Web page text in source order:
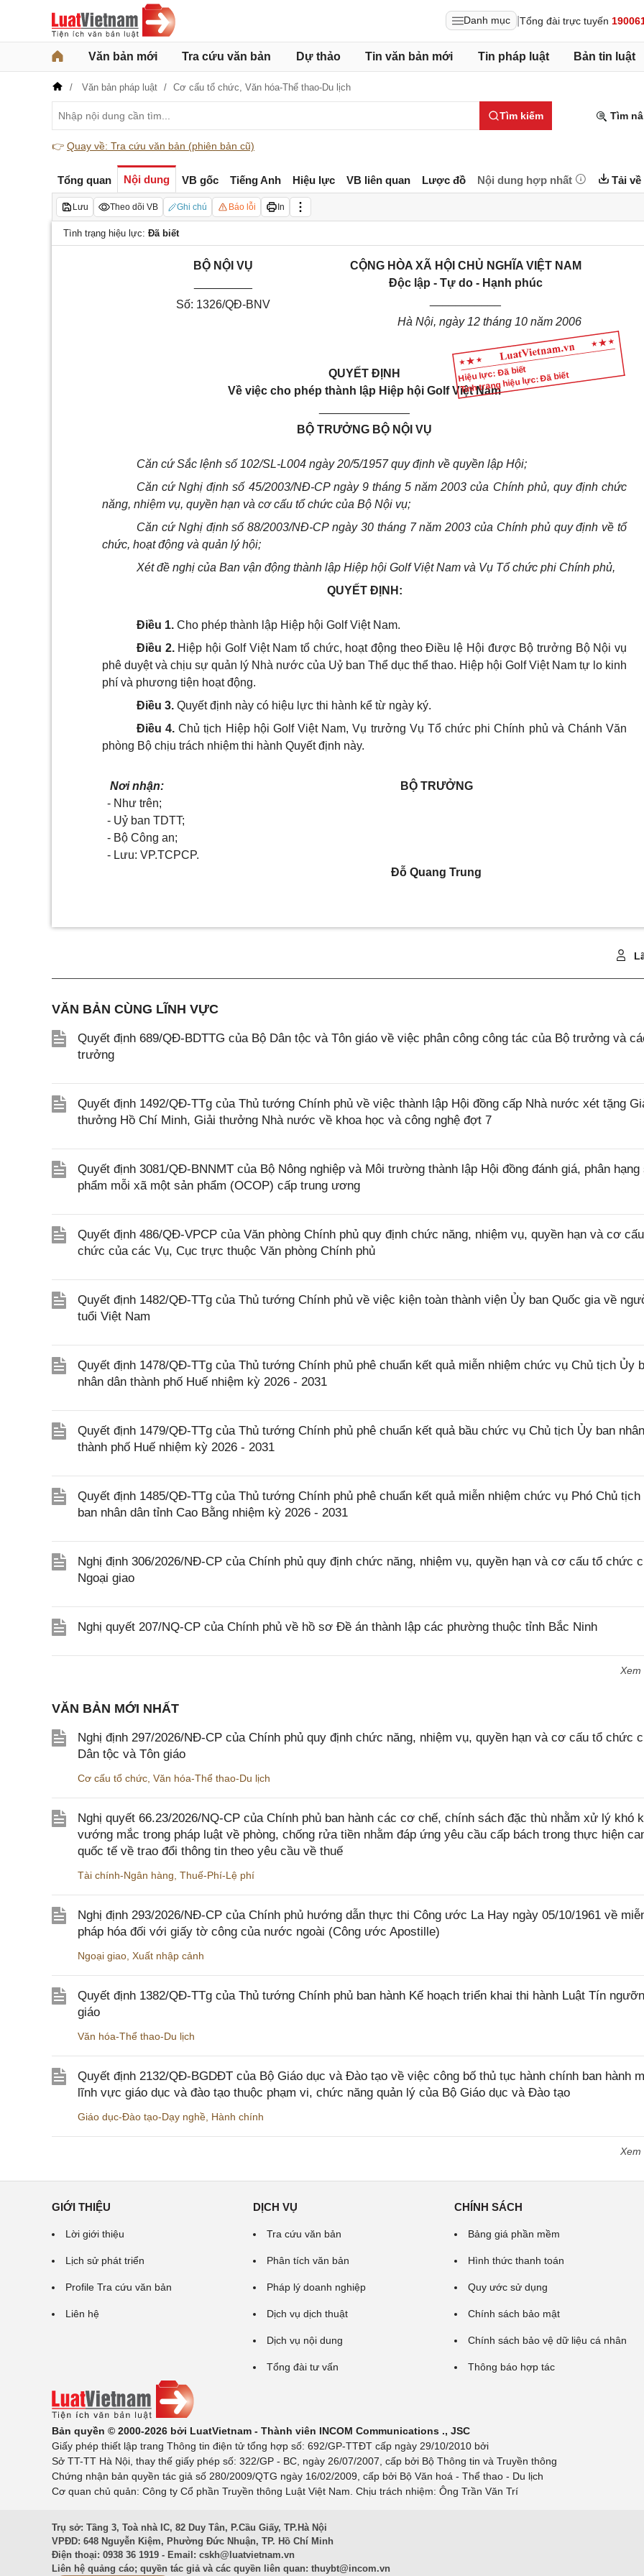
Danh mục Tổng đài trực tuyến
Văn bản mới Tra cứu văn bản Dự thảo Tin văn bản mới Tin pháp luật Bản tin luật
Văn bản pháp luật Cơ cấu tổ chức, Văn hóa-Thể thao-Du lịch
Tìm kiếm Tìm
👉 Quay về: Tra cứu văn bản (phiên bản cũ)
Tổng quan Nội dung VB gốc Tiếng Anh Hiệu lực VB liên quan Lược đồ Nội dung hợp nhất Tải về
Lưu Theo dõi VB Ghi chú Báo lỗi In
Tình trạng hiệu lực: Đã biết
Hiệu lực: Đã biết
Tình trạng hiệu lực: Đã biết
BỘ NỘI VỤ
Số: 1326/QĐ-BNV
CỘNG HÒA XÃ HỘI CHỦ NGHĨA VIỆT NAM
Độc lập - Tự do - Hạnh phúc
Hà Nội, ngày 12 tháng 10 năm 2006
QUYẾT ĐỊNH
Về việc cho phép thành lập Hiệp hội Golf Việt Nam
BỘ TRƯỞNG BỘ NỘI VỤ
Căn cứ Sắc lệnh số 102/SL-L004 ngày 20/5/1957 quy định về quyền lập Hội;
Căn cứ Nghị định số 45/2003/NĐ-CP ngày 9 tháng 5 năm 2003 của Chính phủ, quy định chức
năng, nhiệm vụ, quyền hạn và cơ cấu tổ chức của Bộ Nội vụ;
Căn cứ Nghị định số 88/2003/NĐ-CP ngày 30 tháng 7 năm 2003 của Chính phủ quy định về tổ
chức, hoạt động và quản lý hội;
Xét đề nghị của Ban vận động thành lập Hiệp hội Golf Việt Nam và Vụ Tổ chức phi Chính phủ,
QUYẾT ĐỊNH:
Điều 1. Cho phép thành lập Hiệp hội Golf Việt Nam.
Điều 2.Hiệp hội Golf Việt Nam tổ chức, hoạt động theo Điều lệ Hội được Bộ trưởng Bộ Nội vụ
phê duyệt và chịu sự quản lý Nhà nước của Uỷ ban Thể dục thể thao. Hiệp hội Golf Việt Nam tự lo kinh
phí và phương tiện hoạt động.
Điều 3. Quyết định này có hiệu lực thi hành kể từ ngày ký.
Điều 4. Chủ tịch Hiệp hội Golf Việt Nam, Vụ trưởng Vụ Tổ chức phi Chính phủ và Chánh Văn
phòng Bộ chịu trách nhiệm thi hành Quyết định này.
Nơi nhận:
- Như trên;
- Uỷ ban TDTT;
- Bộ Công an;
- Lưu: VP.TCPCP.
BỘ TRƯỞNG
Đỗ Quang Trung
VĂN BẢN CÙNG LĨNH VỰC
Quyết định 689/QĐ-BDTTG của Bộ Dân tộc và Tôn giáo về việc phân công công tác của Bộ trưởng và
trưởng
Quyết định 1492/QĐ-TTg của Thủ tướng Chính phủ về việc thành lập Hội đồng cấp Nhà nước xét tặng
thưởng Hồ Chí Minh, Giải thưởng Nhà nước về khoa học và công nghệ đợt 7
Quyết định 3081/QĐ-BNNMT của Bộ Nông nghiệp và Môi trường thành lập Hội đồng đánh giá, phân hạng
phẩm mỗi xã một sản phẩm (OCOP) cấp trung ương
Quyết định 486/QĐ-VPCP của Văn phòng Chính phủ quy định chức năng, nhiệm vụ, quyền hạn và cơ
chức của các Vụ, Cục trực thuộc Văn phòng Chính phủ
Quyết định 1482/QĐ-TTg của Thủ tướng Chính phủ về việc kiện toàn thành viện Ủy ban Quốc gia về
tuổi Việt Nam
Quyết định 1478/QĐ-TTg của Thủ tướng Chính phủ phê chuẩn kết quả miễn nhiệm chức vụ Chủ tịch Ủy
nhân dân thành phố Huế nhiệm kỳ 2026 - 2031
Quyết định 1479/QĐ-TTg của Thủ tướng Chính phủ phê chuẩn kết quả bầu chức vụ Chủ tịch Ủy ban
thành phố Huế nhiệm kỳ 2026 - 2031
Quyết định 1485/QĐ-TTg của Thủ tướng Chính phủ phê chuẩn kết quả miễn nhiệm chức vụ Phó Chủ tịch
ban nhân dân tỉnh Cao Bằng nhiệm kỳ 2026 - 2031
Nghị định 306/2026/NĐ-CP của Chính phủ quy định chức năng, nhiệm vụ, quyền hạn và cơ cấu tổ chức
Ngoại giao
Nghị quyết 207/NQ-CP của Chính phủ về hồ sơ Đề án thành lập các phường thuộc tỉnh Bắc Ninh
VĂN BẢN MỚI NHẤT
Nghị định 297/2026/NĐ-CP của Chính phủ quy định chức năng, nhiệm vụ, quyền hạn và cơ cấu tổ chức
Dân tộc và Tôn giáo
Cơ cấu tổ chức, Văn hóa-Thể thao-Du lịch
Nghị quyết 66.23/2026/NQ-CP của Chính phủ ban hành các cơ chế, chính sách đặc thù nhằm xử lý khó
vướng mắc trong pháp luật về phòng, chống rửa tiền nhằm đáp ứng yêu cầu cấp bách trong thực hiện
quốc tế về trao đổi thông tin theo yêu cầu về thuế
Tài chính-Ngân hàng, Thuế-Phí-Lệ phí
Nghị định 293/2026/NĐ-CP của Chính phủ hướng dẫn thực thi Công ước La Hay ngày 05/10/1961 về
pháp hóa đối với giấy tờ công của nước ngoài (Công ước Apostille)
Ngoại giao, Xuất nhập cảnh
Quyết định 1382/QĐ-TTg của Thủ tướng Chính phủ ban hành Kế hoạch triển khai thi hành Luật Tín
giáo
Văn hóa-Thể thao-Du lịch
Quyết định 2132/QĐ-BGDĐT của Bộ Giáo dục và Đào tạo về việc công bố thủ tục hành chính ban hành
lĩnh vực giáo dục và đào tạo thuộc phạm vi, chức năng quản lý của Bộ Giáo dục và Đào tạo
Giáo dục-Đào tạo-Dạy nghề, Hành chính
GIỚI THIỆU
Lời giới thiệu
Lịch sử phát triển
Profile Tra cứu văn bản
Liên hệ
DỊCH VỤ
Tra cứu văn bản
Phân tích văn bản
Pháp lý doanh nghiệp
Dịch vụ dịch thuật
Dịch vụ nội dung
Tổng đài tư vấn
CHÍNH SÁCH
Bảng giá phần mềm
Hình thức thanh toán
Quy ước sử dụng
Chính sách bảo mật
Chính sách bảo vệ dữ liệu cá nhân
Thông báo hợp tác
Bản quyền © 2000-2026 bởi LuatVietnam - Thành viên INCOM Communications ., JSC
Giấy phép thiết lập trang Thông tin điện tử tổng hợp số: 692/GP-TTĐT cấp ngày 29/10/2010 bởi
Sở TT-TT Hà Nội, thay thế giấy phép số: 322/GP - BC, ngày 26/07/2007, cấp bởi Bộ Thông tin và Truyền thông
Chứng nhận bản quyền tác giả số 280/2009/QTG ngày 16/02/2009, cấp bởi Bộ Văn hoá - Thể thao - Du lịch
Cơ quan chủ quản: Công ty Cổ phần Truyền thông Luật Việt Nam. Chịu trách nhiệm: Ông Trần Văn Trí
Trụ sở: Tầng 3, Toà nhà IC, 82 Duy Tân, P.Cầu Giấy, TP.Hà Nội
VPĐD: 648 Nguyễn Kiệm, Phường Đức Nhuận, TP. Hồ Chí Minh
Điện thoại: 0938 36 1919 - Email: cskh@luatvietnam.vn
Liên hệ quảng cáo; quyền tác giả và các quyền liên quan: thuybt@incom.vn